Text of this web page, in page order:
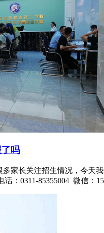
吗
家长关注招生情况，今天
：0311-85355004 微信：